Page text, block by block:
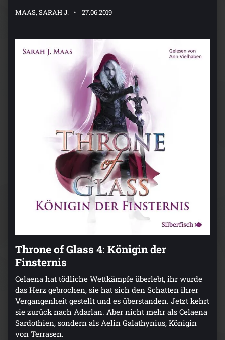
MAAS, SARAH J. 27.06.2019
Throne of Glass 4: Königin der
Finsternis
Celaena hat tödliche Wettkämpfe überlebt, ihr wurde
das Herz gebrochen, sie hat sich den Schatten ihrer
Vergangenheit gestellt und es überstanden. Jetzt kehrt
sie zurück nach Adarlan. Aber nicht mehr als Celaena
Sardothien, sondern als Aelin Galathynius, Königin
von Terrasen.